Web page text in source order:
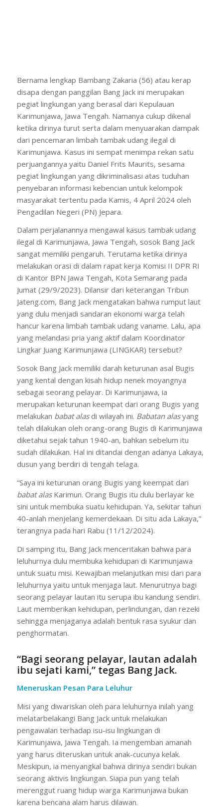
Bernama lengkap Bambang Zakaria (56) atau kerap
disapa dengan panggilan Bang Jack ini merupakan
pegiat lingkungan yang berasal dari Kepulauan
Karimunjawa, Jawa Tengah. Namanya cukup dikenal
ketika dirinya turut serta dalam menyuarakan dampak
dari pencemaran limbah tambak udang ilegal di
Karimunjawa. Kasus ini sempat menimpa rekan satu
perjuangannya yaitu Daniel Frits Maurits, sesama
pegiat lingkungan yang dikriminalisasi atas tuduhan
penyebaran informasi kebencian untuk kelompok
masyarakat tertentu pada Kamis, 4 April 2024 oleh
Pengadilan Negeri (PN) Jepara.
Dalam perjalanannya mengawal kasus tambak udang
ilegal di Karimunjawa, Jawa Tengah, sosok Bang Jack
sangat memiliki pengaruh. Terutama ketika dirinya
melakukan orasi di dalam rapat kerja Komisi II DPR RI
di Kantor BPN Jawa Tengah, Kota Semarang pada
Jumat (29/9/2023). Dilansir dari keterangan Tribun
Jateng.com, Bang Jack mengatakan bahwa rumput laut
yang dulu menjadi sandaran ekonomi warga telah
hancur karena limbah tambak udang vaname. Lalu, apa
yang melandasi pria yang aktif dalam Koordinator
Lingkar Juang Karimunjawa (LINGKAR) tersebut?
Sosok Bang Jack memiliki darah keturunan asal Bugis
yang kental dengan kisah hidup nenek moyangnya
sebagai seorang pelayar. Di Karimunjawa, ia
merupakan keturunan keempat dari orang Bugis yang
melakukan babat alasdi wilayah ini. Babatan alasyang
telah dilakukan oleh orang-orang Bugis di Karimunjawa
diketahui sejak tahun 1940-an, bahkan sebelum itu
sudah dilakukan. Hal ini ditandai dengan adanya Lakaya,
dusun yang berdiri di tengah telaga.
“Saya ini keturunan orang Bugis yang keempat dari
babat alas Karimun. Orang Bugis itu dulu berlayar ke
sini untuk membuka suatu kehidupan. Ya, sekitar tahun
40-anlah menjelang kemerdekaan. Di situ ada Lakaya,”
terangnya pada hari Rabu (11/12/2024).
Di samping itu, Bang Jack menceritakan bahwa para
leluhurnya dulu membuka kehidupan di Karimunjawa
untuk suatu misi. Kewajiban melanjutkan misi dari para
leluhurnya yaitu untuk menjaga laut. Menurutnya bagi
seorang pelayar lautan itu serupa ibu kandung sendiri.
Laut memberikan kehidupan, perlindungan, dan rezeki
sehingga menjaganya adalah bentuk rasa syukur dan
penghormatan.
“Bagi seorang pelayar, lautan adalah
ibu sejati kami,” tegas Bang Jack.
Meneruskan Pesan Para Leluhur
Misi yang diwariskan oleh para leluhurnya inilah yang
melatarbelakangi Bang Jack untuk melakukan
pengawalan terhadap isu-isu lingkungan di
Karimunjawa, Jawa Tengah. Ia mengemban amanah
yang harus diteruskan untuk anak-cucunya kelak.
Meskipun, ia menyangkal bahwa dirinya sendiri bukan
seorang aktivis lingkungan. Siapa pun yang telah
merenggut ruang hidup warga Karimunjawa bukan
karena bencana alam harus dilawan.